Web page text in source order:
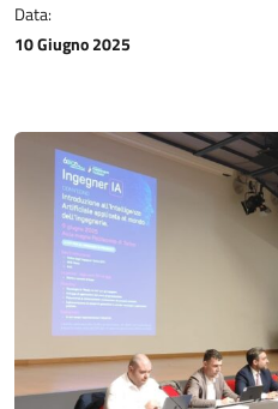
Data:
10 Giugno 2025